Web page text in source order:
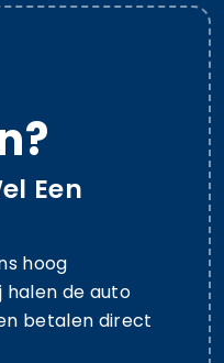
Een
hoog
de auto
betalen direct